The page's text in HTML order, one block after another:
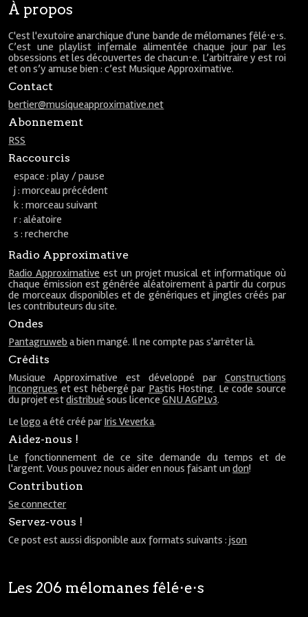
À propos
C'est l'exutoire anarchique d'une bande de mélomanes fêlé⋅e⋅s.
C’est une playlist infernale alimentée chaque jour par les
obsessions et les découvertes de chacun⋅e. L’arbitraire y est roi
et on s’y amuse bien : c’est Musique Approximative.
Contact
bertier@musiqueapproximative.net
Abonnement
RSS
Raccourcis
espace : play / pause
j : morceau précédent
k : morceau suivant
r : aléatoire
s : recherche
Radio Approximative
Radio Approximative est un projet musical et informatique où
chaque émission est générée aléatoirement à partir du corpus
de morceaux disponibles et de génériques et jingles créés par
les contributeurs du site.
Ondes
Pantagruweb a bien mangé. Il ne compte pas s'arrêter là.
Crédits
Musique Approximative est développé par Constructions
Incongrues et est hébergé par Pastis Hosting. Le code source
du projet estdistribué sous licenceGNU AGPLv3.
Lelogo a été créé par Iris Veverka.
Aidez-nous !
Le fonctionnement de ce site demande du temps et de
l'argent. Vous pouvez nous aider en nous faisant undon!
Contribution
Se connecter
Servez-vous !
Ce post est aussi disponible aux formats suivants :json
Les 206 mélomanes fêlé⋅e⋅s